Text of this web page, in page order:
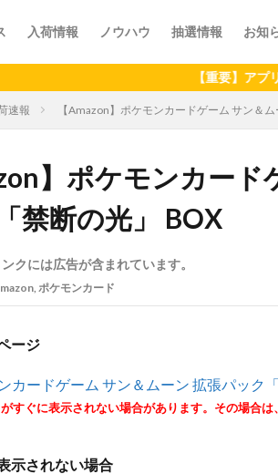
入荷情報 ノウハウ 抽選情報 お知
【重要】アプリの最新
速報 【Amazon】ポケモンカードゲーム サン＆
】ポケモンカー
禁断の光」 BOX
クには広告が含まれています。
, ポケモンカード
ージ
カードゲーム サン＆ムーン 拡張パック
すぐに表示されない場合があります。その場合は
示されない場合